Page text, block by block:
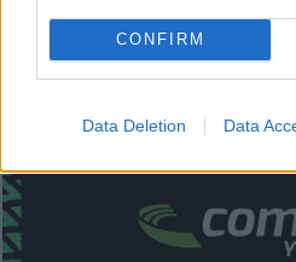
CONFIRM
Data Deletion Data
¿Aún no juegas a Comunio?